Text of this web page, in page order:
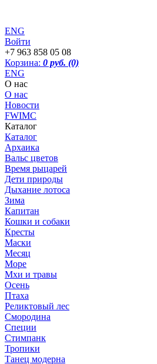
ENG
Войти
+7 963 858 05 08
Корзина: 0 руб. (0)
ENG
О нас
О нас
Новости
FWIMC
Каталог
Каталог
Архаика
Вальс цветов
Время рыцарей
Дети природы
Дыхание лотоса
Зима
Капитан
Кошки и собаки
Кресты
Маски
Месяц
Море
Мхи и травы
Осень
Птаха
Реликтовый лес
Смородина
Специи
Стимпанк
Тропики
Танец модерна